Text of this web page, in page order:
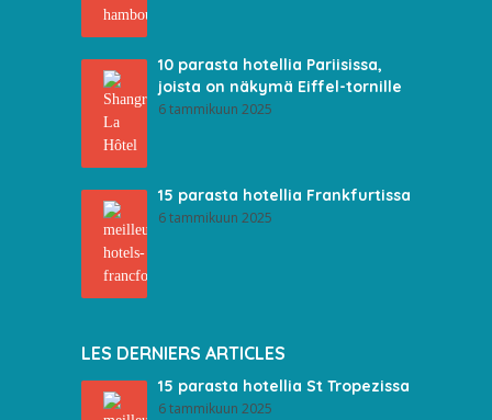
10 parasta hotellia Pariisissa,
joista on näkymä Eiffel-tornille
6 tammikuun 2025
15 parasta hotellia Frankfurtissa
6 tammikuun 2025
LES DERNIERS ARTICLES
15 parasta hotellia St Tropezissa
6 tammikuun 2025